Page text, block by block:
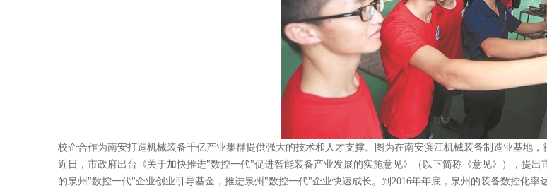
校企合作为南安打造机械装备千亿产业集群提供强大的技术和人才支撑。图为在南安滨江机械装备制造业基地
近日，市政府出台《关于加快推进"数控一代"促进智能装备产业发展的实施意见》（以下简称《意见》），提
的泉州"数控一代"企业创业引导基金，推进泉州"数控一代"企业快速成长。到2016年年底，泉州的装备数控化率